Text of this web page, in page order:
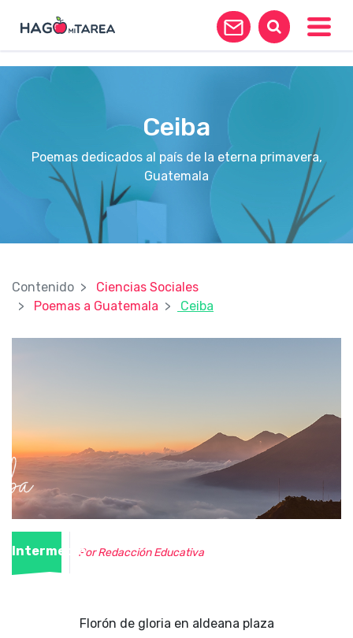
Ceiba
Poemas dedicados al país de la eterna primavera,
Guatemala
Contenido
Ciencias Sociales
Poemas a Guatemala
Ceiba
IntermedioPor Redacción Educativa
Florón de gloria en aldeana plaza